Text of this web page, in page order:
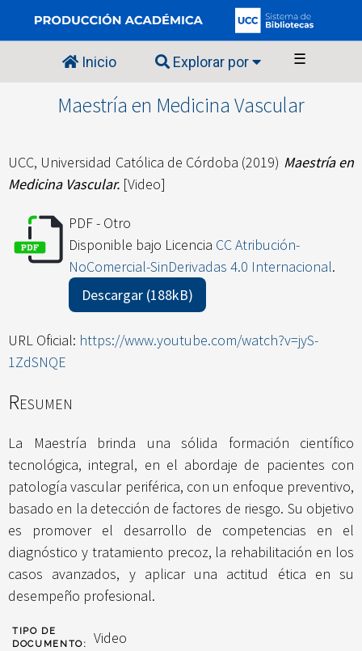
Inicio Explorar por ☰
Maestría en Medicina Vascular
UCC, Universidad Católica de Córdoba (2019) Maestría en
Medicina Vascular. [Video]
PDF - Otro
Disponible bajo Licencia CC Atribución-
NoComercial-SinDerivadas 4.0 Internacional.
Descargar (188kB)
URL Oficial: https://www.youtube.com/watch?v=jyS-
1ZdSNQE
Resumen
La Maestría brinda una sólida formación científico
tecnológica, integral, en el abordaje de pacientes con
patología vascular periférica, con un enfoque preventivo,
basado en la detección de factores de riesgo. Su objetivo
es promover el desarrollo de competencias en el
diagnóstico y tratamiento precoz, la rehabilitación en los
casos avanzados, y aplicar una actitud ética en su
desempeño profesional.
TIPO DE
DOCUMENTO:
Video